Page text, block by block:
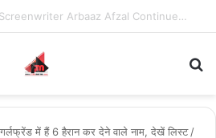
Behind the Scenes, Screenwriter Arbaaz Afzal Continues to Bet on Original Stories
में हैं 6 हैरान कर देने वाले नाम, देखें लिस्ट /